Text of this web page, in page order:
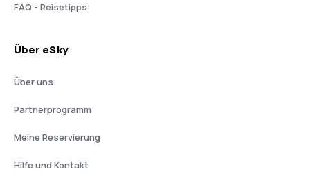
FAQ - Reisetipps
Über eSky
Über uns
Partnerprogramm
Meine Reservierung
Hilfe und Kontakt